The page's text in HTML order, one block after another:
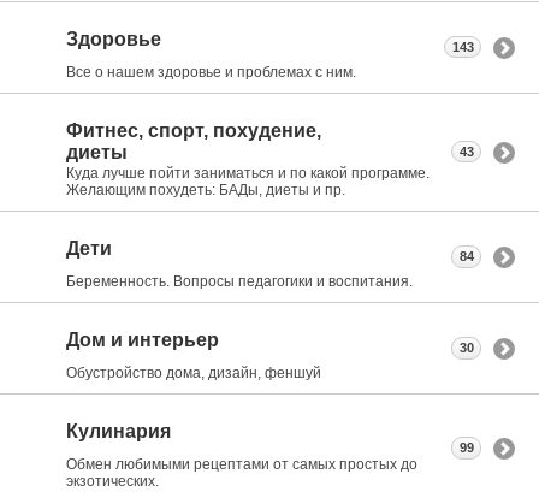
Здоровье
Все о нашем здоровье и проблемах с ним.
143
Фитнес, спорт, похудение,
диеты
Куда лучше пойти заниматься и по какой программе.
Желающим похудеть: БАДы, диеты и пр.
43
Дети
Беременность. Вопросы педагогики и воспитания.
84
Дом и интерьер
Обустройство дома, дизайн, феншуй
30
Кулинария
Обмен любимыми рецептами от самых простых до
экзотических.
99